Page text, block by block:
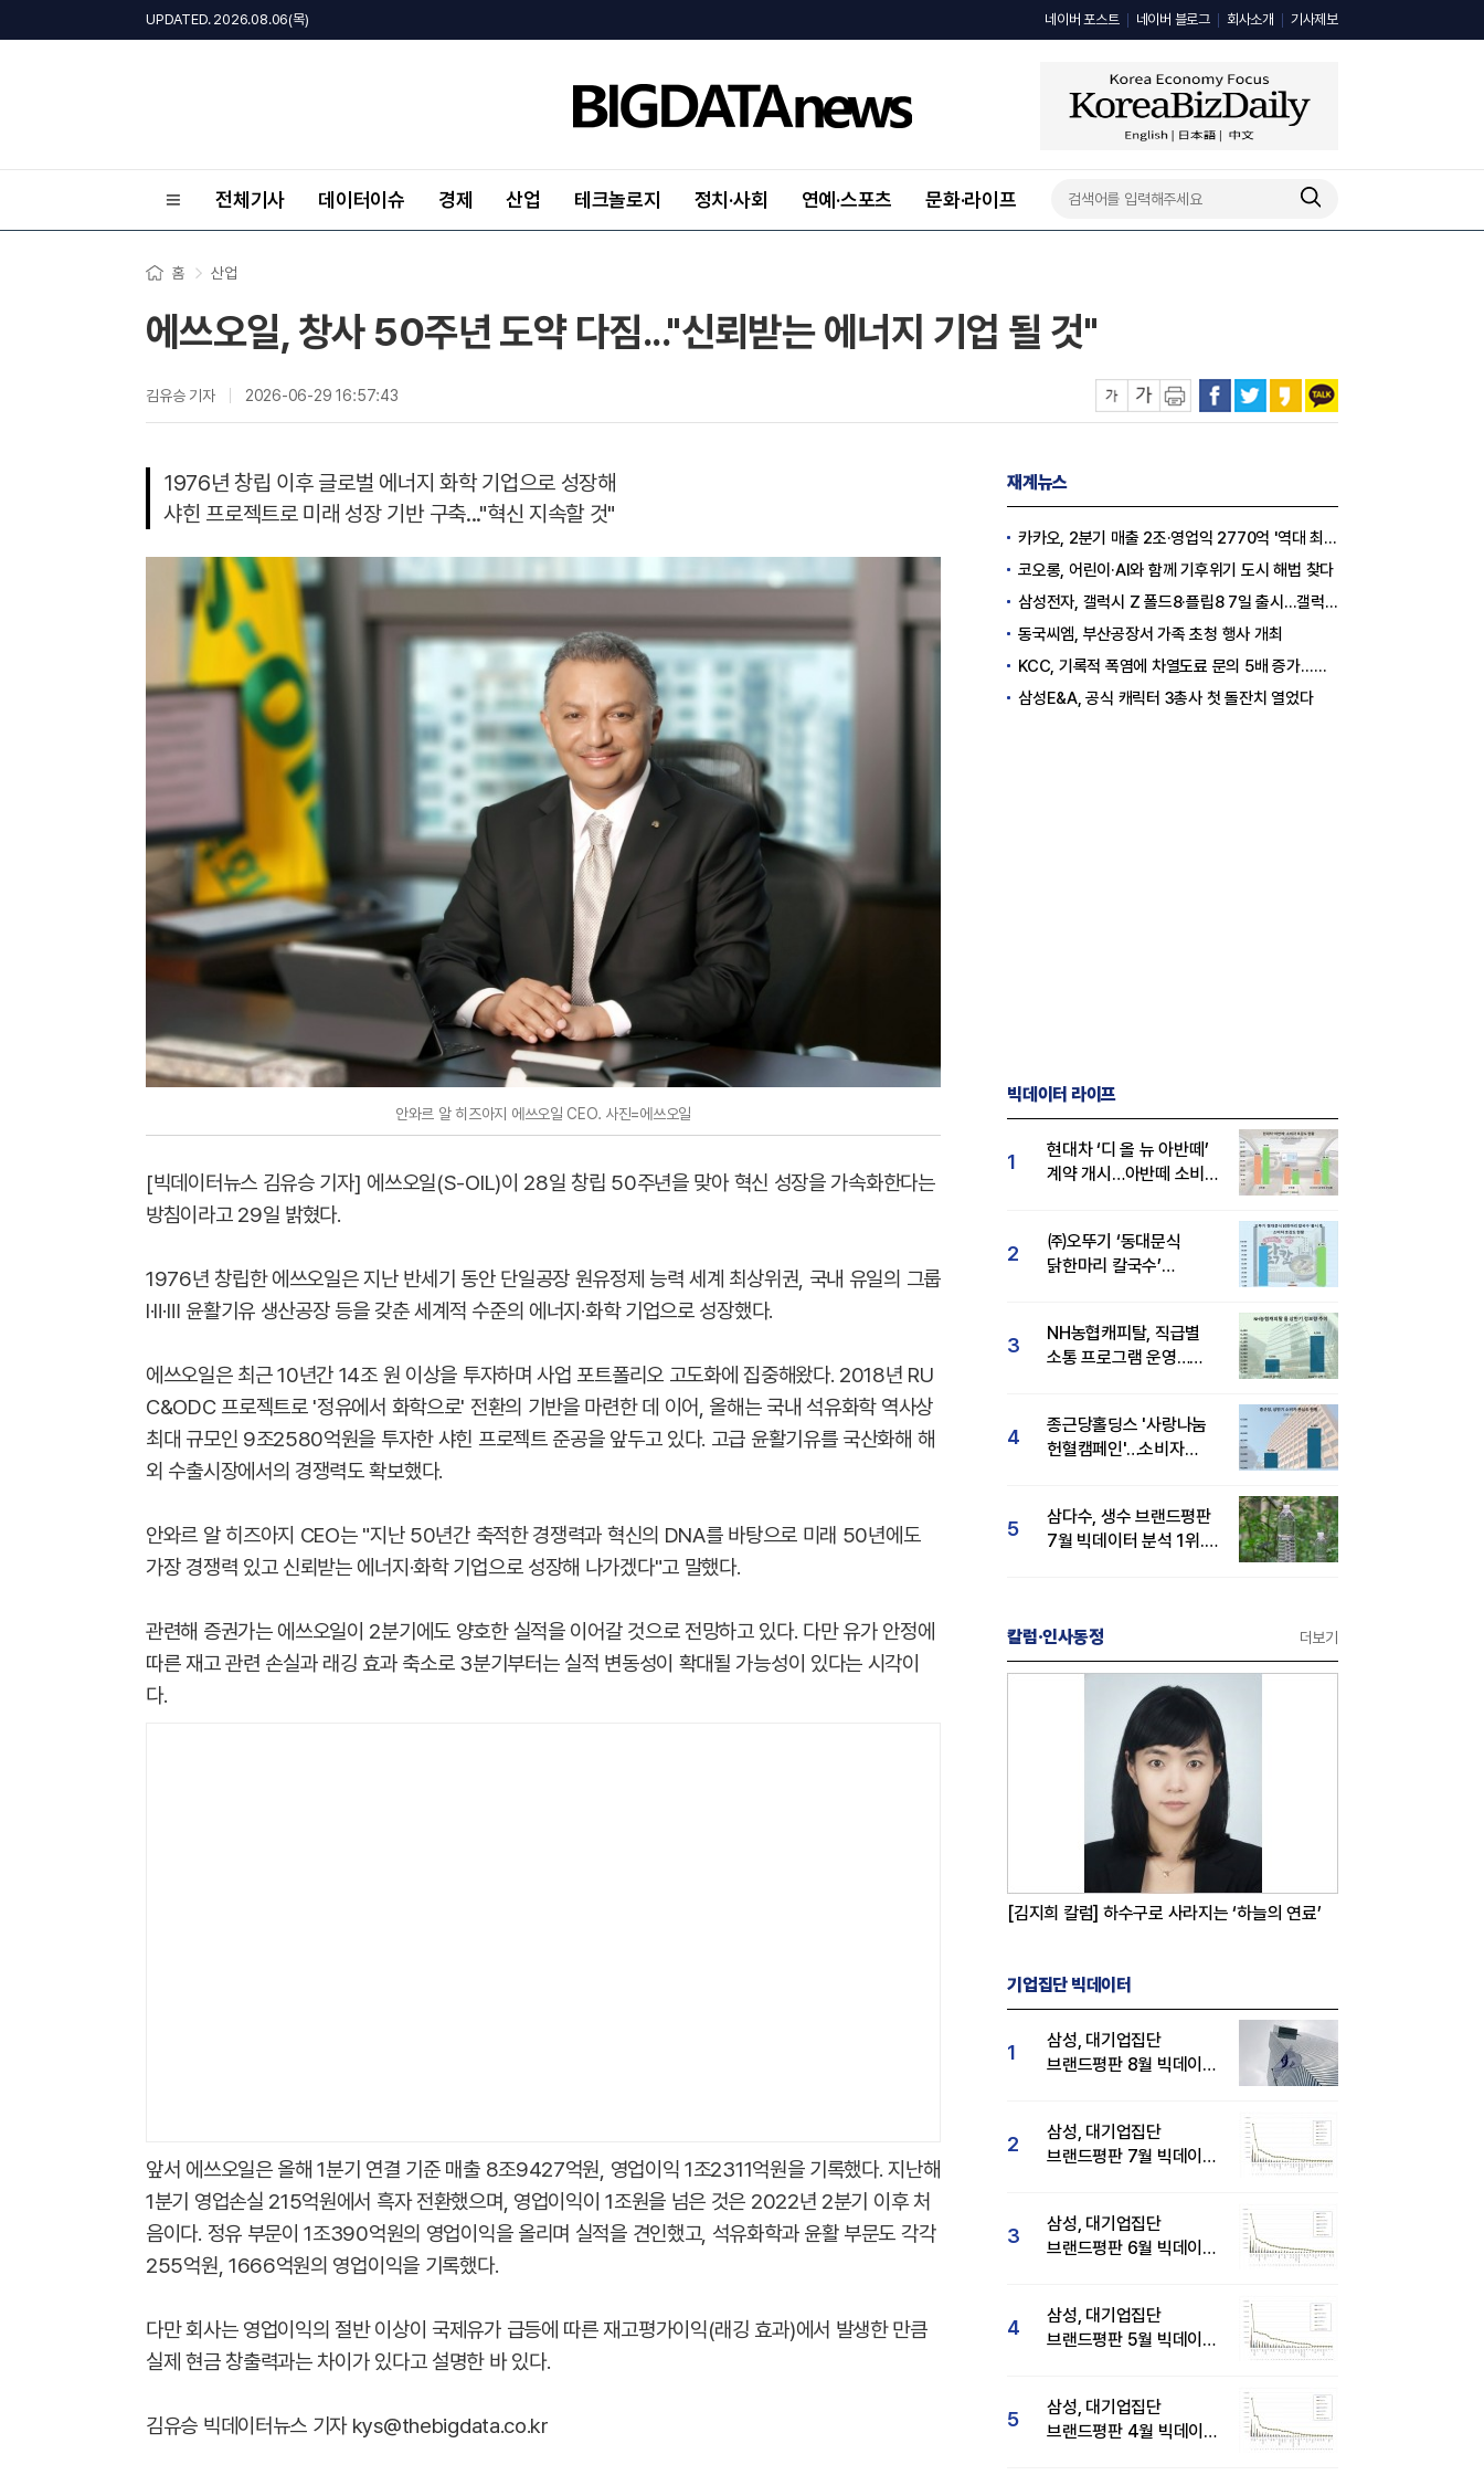
UPDATED. 2026.08.06(목) 네이버 포스트 네이버 블로그 회사소개 기사제보
전체기사 데이터이슈 경제 산업 테크놀로지 정치·사회 연예·스포츠 문화·라이프
홈 산업
에쓰오일, 창사 50주년 도약 다짐..."신뢰받는 에너지 기업 될 것"
김유승 기자 2026-06-29 16:57:43
1976년 창립 이후 글로벌 에너지 화학 기업으로 성장해
샤힌 프로젝트로 미래 성장 기반 구축..."혁신 지속할 것"
안와르 알 히즈아지 에쓰오일 CEO. 사진=에쓰오일
[빅데이터뉴스 김유승 기자] 에쓰오일(S-OIL)이 28일 창립 50주년을 맞아 혁신 성장을 가속화한다는
방침이라고 29일 밝혔다.
1976년 창립한 에쓰오일은 지난 반세기 동안 단일공장 원유정제 능력 세계 최상위권, 국내 유일의 그룹
Ⅰ·Ⅱ·Ⅲ 윤활기유 생산공장 등을 갖춘 세계적 수준의 에너지·화학 기업으로 성장했다.
에쓰오일은 최근 10년간 14조 원 이상을 투자하며 사업 포트폴리오 고도화에 집중해왔다. 2018년 RU
C&ODC 프로젝트로 '정유에서 화학으로' 전환의 기반을 마련한 데 이어, 올해는 국내 석유화학 역사상
최대 규모인 9조2580억원을 투자한 샤힌 프로젝트 준공을 앞두고 있다. 고급 윤활기유를 국산화해 해
외 수출시장에서의 경쟁력도 확보했다.
안와르 알 히즈아지 CEO는 "지난 50년간 축적한 경쟁력과 혁신의 DNA를 바탕으로 미래 50년에도
가장 경쟁력 있고 신뢰받는 에너지·화학 기업으로 성장해 나가겠다"고 말했다.
관련해 증권가는 에쓰오일이 2분기에도 양호한 실적을 이어갈 것으로 전망하고 있다. 다만 유가 안정에
따른 재고 관련 손실과 래깅 효과 축소로 3분기부터는 실적 변동성이 확대될 가능성이 있다는 시각이
다.
앞서 에쓰오일은 올해 1분기 연결 기준 매출 8조9427억원, 영업이익 1조2311억원을 기록했다. 지난해
1분기 영업손실 215억원에서 흑자 전환했으며, 영업이익이 1조원을 넘은 것은 2022년 2분기 이후 처
음이다. 정유 부문이 1조390억원의 영업이익을 올리며 실적을 견인했고, 석유화학과 윤활 부문도 각각
255억원, 1666억원의 영업이익을 기록했다.
다만 회사는 영업이익의 절반 이상이 국제유가 급등에 따른 재고평가이익(래깅 효과)에서 발생한 만큼
실제 현금 창출력과는 차이가 있다고 설명한 바 있다.
김유승 빅데이터뉴스 기자 kys@thebigdata.co.kr
재계뉴스
카카오, 2분기 매출 2조·영업익 2770억 '역대 최대'..."플랫폼 사업 전반 고른 성장"
코오롱, 어린이·AI와 함께 기후위기 도시 해법 찾다
삼성전자, 갤럭시 Z 폴드8·플립8 7일 출시...갤럭시워치 울트라2·워치9도 출격
동국씨엠, 부산공장서 가족 초청 행사 개최
KCC, 기록적 폭염에 차열도료 문의 5배 증가…소비자 관심도 상승
삼성E&A, 공식 캐릭터 3총사 첫 돌잔치 열었다
빅데이터 라이프
1
현대차 ‘디 올 뉴 아반떼’
계약 개시…아반떼 소비자
2
㈜오뚜기 ‘동대문식
닭한마리 칼국수’
3
NH농협캐피탈, 직급별
소통 프로그램 운영…
4
종근당홀딩스 '사랑나눔
헌혈캠페인'…소비자
5
삼다수, 생수 브랜드평판
7월 빅데이터 분석 1위...
칼럼·인사동정 더보기
[김지희 칼럼] 하수구로 사라지는 ‘하늘의 연료’
기업집단 빅데이터
1
삼성, 대기업집단
브랜드평판 8월 빅데이터
2
삼성, 대기업집단
브랜드평판 7월 빅데이터
3
삼성, 대기업집단
브랜드평판 6월 빅데이터
4
삼성, 대기업집단
브랜드평판 5월 빅데이터
5
삼성, 대기업집단
브랜드평판 4월 빅데이터